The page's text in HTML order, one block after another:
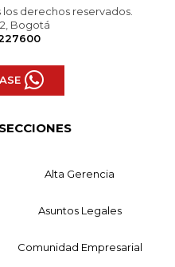
los derechos reservados.
Bogotá
Alta Gerencia
Asuntos Legales
Comunidad Empresarial